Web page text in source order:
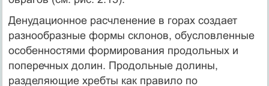
Денудационное расчленение в горах создает
разнообразные формы склонов, обусловленные
особенностями формирования продольных и
поперечных долин. Продольные долины,
разделяющие хребты как правило по